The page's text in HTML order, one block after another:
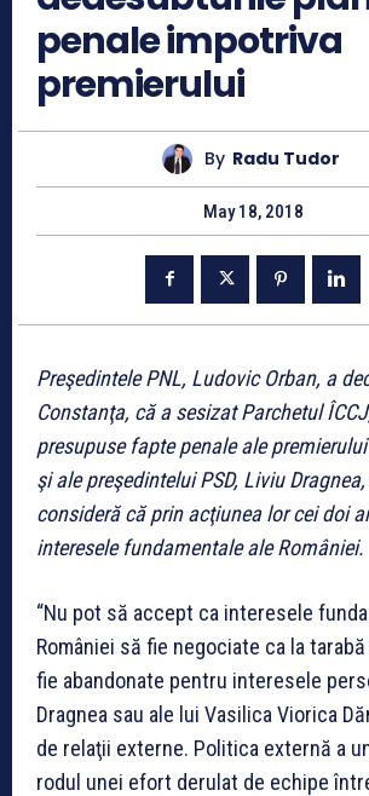
penale impotriva
premierului
By Radu Tudor
May 18, 2018
Preşedintele PNL, Ludovic Orban, a
Constanţa, că a sesizat Parchetul
presupuse fapte penale ale
şi ale preşedintelui PSD, Liviu
consideră că prin acţiunea lor cei doi
interesele fundamentale ale României.
“Nu pot să accept ca interesele
României să fie negociate ca la
fie abandonate pentru interesele
Dragnea sau ale lui Vasilica Viorica
de relaţii externe. Politica externă a
rodul unei efort derulat de echipe